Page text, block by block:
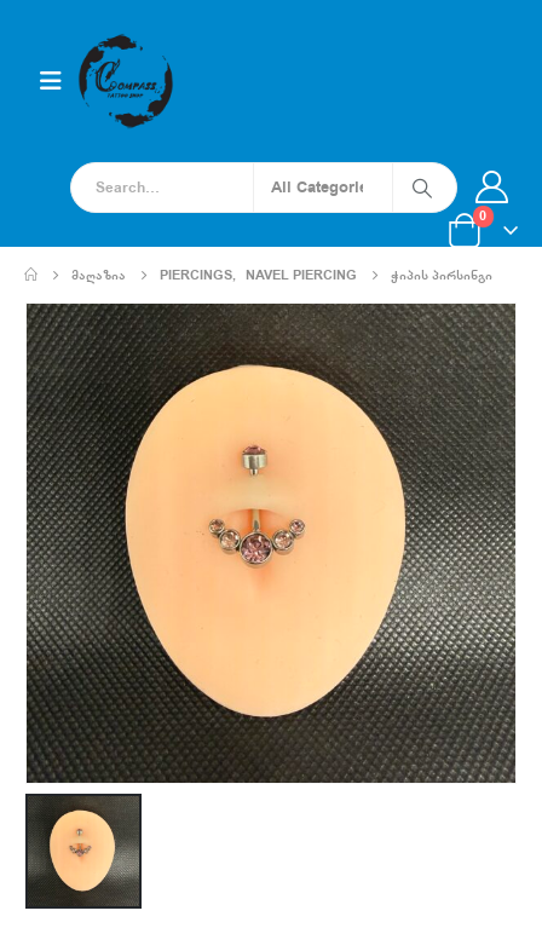
0
ᲛᲐᲦᲐᲖᲘᲐ PIERCINGS, NAVEL PIERCING ᲭᲘᲞᲘᲡ ᲞᲘᲠᲡᲘᲜᲒᲘ